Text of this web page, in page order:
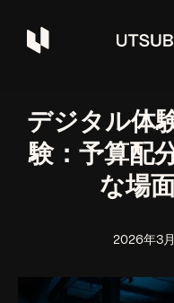
デジタル体
験：予算配
な場
2026年3